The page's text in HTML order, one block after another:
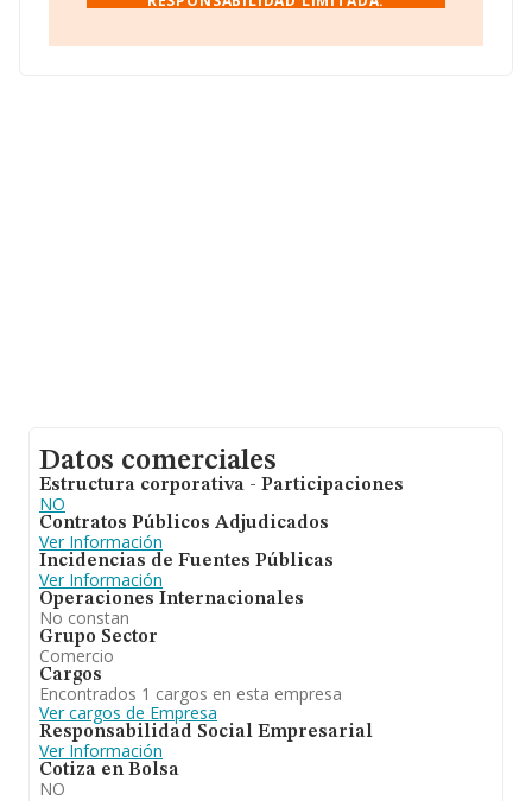
empresas pertenecientes al sector, la facturación en el
Datos comerciales
Estructura corporativa - Participaciones
NO
Contratos Públicos Adjudicados
Ver Información
Incidencias de Fuentes Públicas
Ver Información
Operaciones Internacionales
No constan
Grupo Sector
Comercio
Cargos
Encontrados 1 cargos en esta empresa
Ver cargos de Empresa
Responsabilidad Social Empresarial
Ver Información
Cotiza en Bolsa
NO